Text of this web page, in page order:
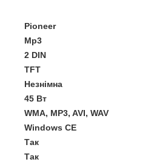
Pioneer
Mp3
2 DIN
TFT
Незнімна
45 Вт
WMA, MP3, AVI, WAV
Windows CE
Так
Так